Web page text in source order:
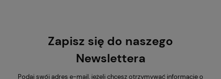
Zapisz się do naszego
Newslettera
Podaj swój adres e-mail, jeżeli chcesz otrzymywać informacje o